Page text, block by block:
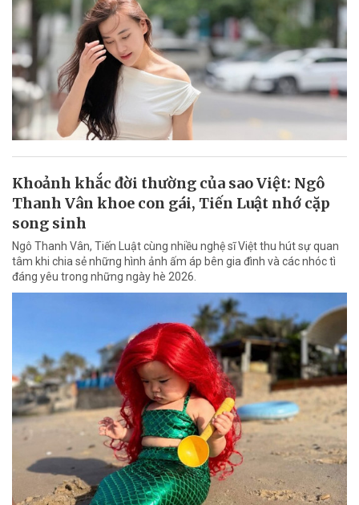
Khoảnh khắc đời thường của sao Việt: Ngô
Thanh Vân khoe con gái, Tiến Luật nhớ cặp
song sinh
Ngô Thanh Vân, Tiến Luật cùng nhiều nghệ sĩ Việt thu hút sự quan
tâm khi chia sẻ những hình ảnh ấm áp bên gia đình và các nhóc tì
đáng yêu trong những ngày hè 2026.